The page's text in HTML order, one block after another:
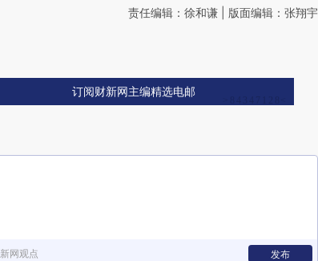
责任编辑：徐和谦 | 版面编辑：张翔宇
订阅财新网主编精选电邮
网观点 发布